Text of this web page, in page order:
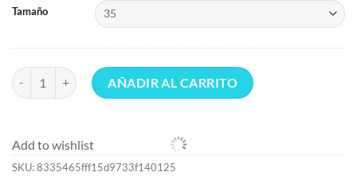
Tamaño
ZAPATOS DE TACÓN | FERIA>Polin et moi Salón Destalonado Irina
AÑADIR AL CARRITO
Add to wishlist
SKU:8335465fff15d9733f140125